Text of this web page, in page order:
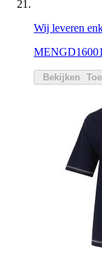
Wij leveren
Bekijken